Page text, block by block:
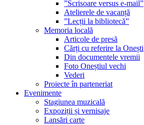
”Scrisoare versus e-mail”
Atelierele de vacanță
”Lecții la bibliotecă”
Memoria locală
Articole de presă
Cărți cu referire la Onești
Din documentele vremii
Foto Oneștiul vechi
Vederi
Proiecte în parteneriat
Evenimente
Stagiunea muzicală
Expoziții și vernisaje
Lansări carte